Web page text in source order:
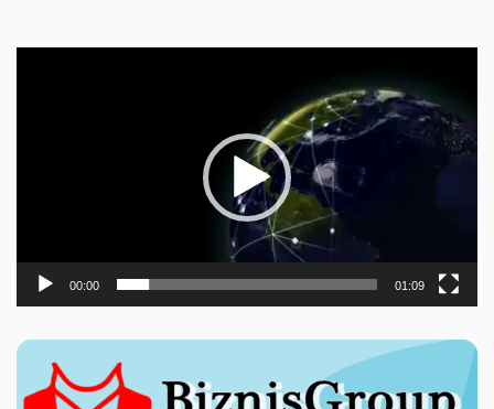
00:00 01:09